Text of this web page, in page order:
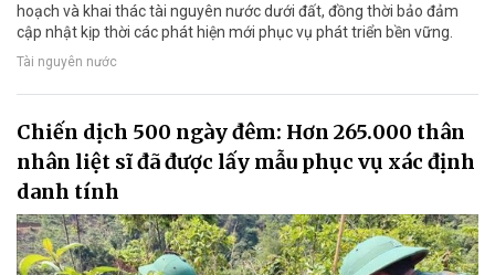
hoạch và khai thác tài nguyên nước dưới đất, đồng thời bảo đảm
cập nhật kịp thời các phát hiện mới phục vụ phát triển bền vững.
Tài nguyên nước
Chiến dịch 500 ngày đêm: Hơn 265.000 thân
nhân liệt sĩ đã được lấy mẫu phục vụ xác định
danh tính